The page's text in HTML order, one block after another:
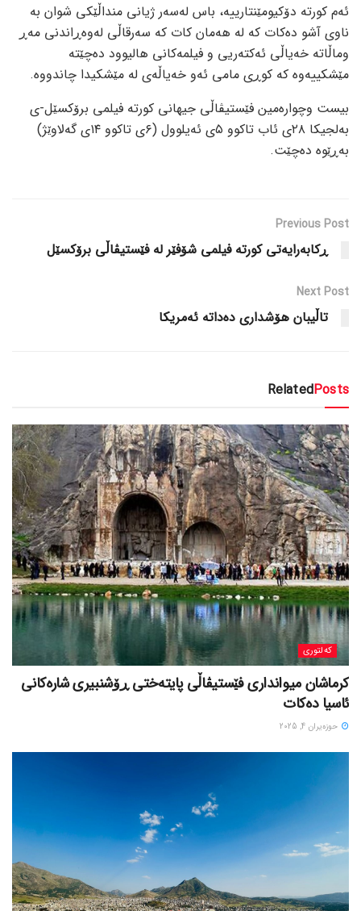
ئەم کورتە دۆکیومێنتارییە، باس لەسەر ژیانی منداڵێکی شوان بە
ناوی آشو دەکات کە لە هەمان کات کە سەرقاڵی لەوەڕاندنی مەڕ
وماڵاتە خەیاڵی ئەکتەریی و فیلمەکانی هالیوود دەچێتە
مێشکییەوە کە کوڕی مامی ئەو خەیاڵەی لە مێشکیدا چاندووە.
بیست وچوارەمین فێستیڤاڵی جیهانی کورتە فیلمی برۆکسێل-ی
بەلجیکا ۲۸ی ئاب تاکوو ۵ی ئەیلوول (۶ی تاکوو ۱۴ی گەلاوێژ)
بەڕێوە دەچێت.
Previous Post
ڕکابەرایەتی کورتە فیلمی شۆفێر لە فێستیڤاڵی برۆکسێل
Next Post
تاڵیبان هۆشداری دەداتە ئەمریکا
RelatedPosts
کەلتوری
کرماشان میوانداری فێستیڤاڵی پایتەختی ڕۆشنبیری شارەکانی
ئاسیا دەکات
حوزه‌یران 4, 2025